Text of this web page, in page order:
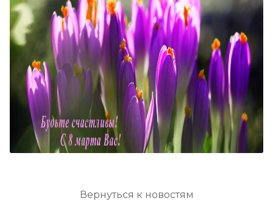
Вернуться к новостям